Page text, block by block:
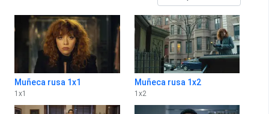
Muñeca rusa 1x1
1 x1
Muñeca rusa 1x2
1 x2